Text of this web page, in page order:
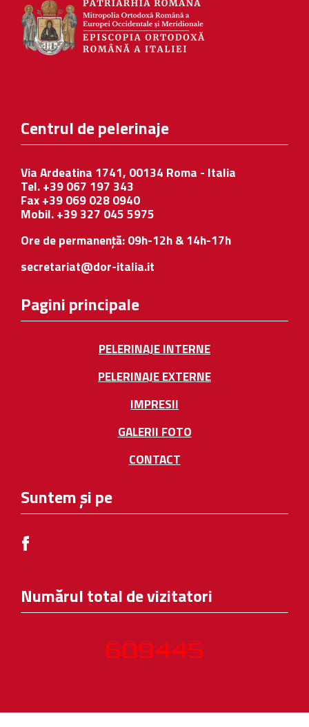
Centrul de pelerinaje
Via Ardeatina 1741, 00134 Roma - Italia
Tel. +39 067 197 343
Fax +39 069 028 0940
Mobil. +39 327 045 5975
Ore de permanență: 09h-12h & 14h-17h
secretariat@dor-italia.it
Pagini principale
PELERINAJE INTERNE
PELERINAJE EXTERNE
IMPRESII
GALERII FOTO
CONTACT
Suntem și pe
Numărul total de vizitatori